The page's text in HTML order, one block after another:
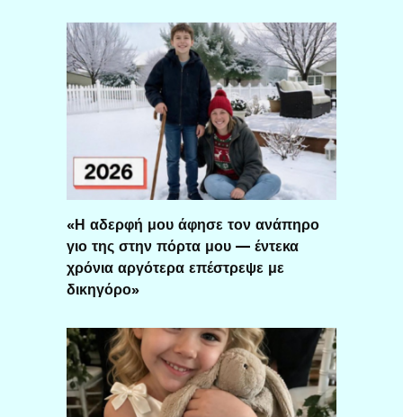
«Η αδερφή μου άφησε τον ανάπηρο
γιο της στην πόρτα μου — έντεκα
χρόνια αργότερα επέστρεψε με
δικηγόρο»